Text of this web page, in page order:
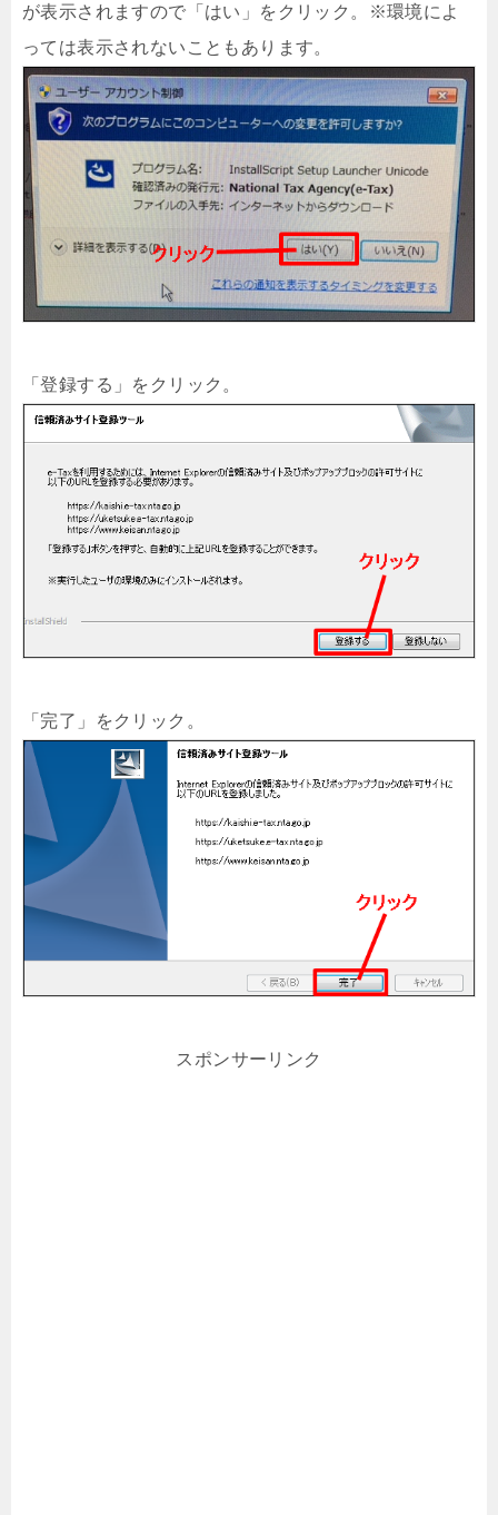
が表示されますので「はい」をクリック。※環境によ
っては表示されないこともあります。
「登録する」をクリック。
「完了」をクリック。
スポンサーリンク